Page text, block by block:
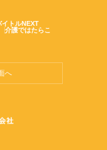
イトルNEXT
介護ではたらこ
へ